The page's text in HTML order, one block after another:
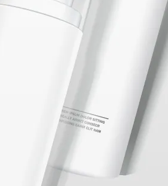
【時光．拾捌】TSPA一八派對
T-STUDIO | 2020-12-02